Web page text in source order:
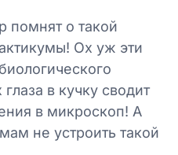
помнят о такой
Ох уж эти
в кучку сводит
в микроскоп! А
не устроить такой